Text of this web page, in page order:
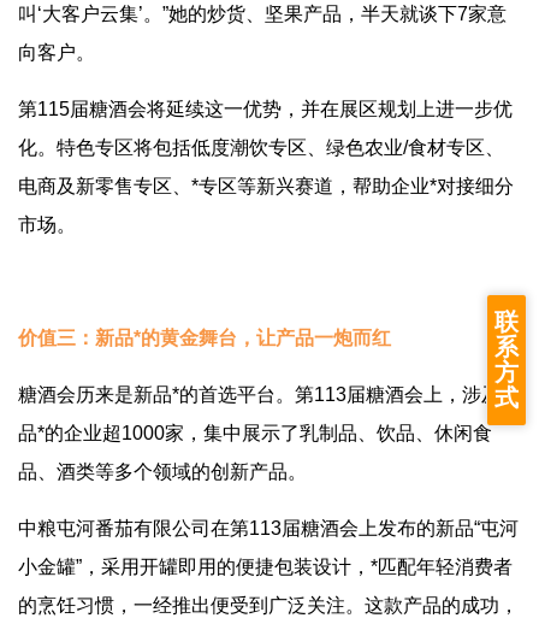
叫‘大客户云集’。”她的炒货、坚果产品，半天就谈下7家意
向客户。
第115届糖酒会将延续这一优势，并在展区规划上进一步优
化。特色专区将包括低度潮饮专区、绿色农业/食材专区、
电商及新零售专区、*专区等新兴赛道，帮助企业*对接细分
市场。
价值三：新品*的黄金舞台，让产品一炮而红
糖酒会历来是新品*的首选平台。第113届糖酒会上，涉及新
品*的企业超1000家，集中展示了乳制品、饮品、休闲食
品、酒类等多个领域的创新产品。
中粮屯河番茄有限公司在第113届糖酒会上发布的新品“屯河
小金罐”，采用开罐即用的便捷包装设计，*匹配年轻消费者
的烹饪习惯，一经推出便受到广泛关注。这款产品的成功，
联
系
方
式